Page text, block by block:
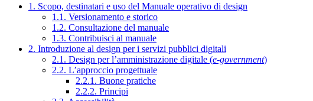
1. Scopo, destinatari e uso del Manuale operativo di design
1.1. Versionamento e storico
1.2. Consultazione del manuale
1.3. Contribuisci al manuale
2. Introduzione al design per i servizi pubblici digitali
2.1. Design per l’amministrazione digitale (e-government)
2.2. L’approccio progettuale
2.2.1. Buone pratiche
2.2.2. Principi